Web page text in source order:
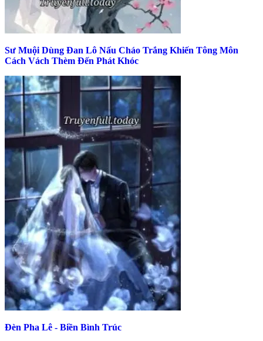
Sư Muội Dùng Đan Lô Nấu Cháo Trắng Khiến Tông Môn
Cách Vách Thèm Đến Phát Khóc
Đèn Pha Lê - Biền Bình Trúc